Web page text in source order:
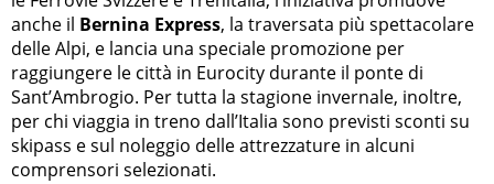
anche il Bernina Express, la traversata più spettacolare
delle Alpi, e lancia una speciale promozione per
raggiungere le città in Eurocity durante il ponte di
Sant’Ambrogio. Per tutta la stagione invernale, inoltre,
per chi viaggia in treno dall’Italia sono previsti sconti su
skipass e sul noleggio delle attrezzature in alcuni
comprensori selezionati.